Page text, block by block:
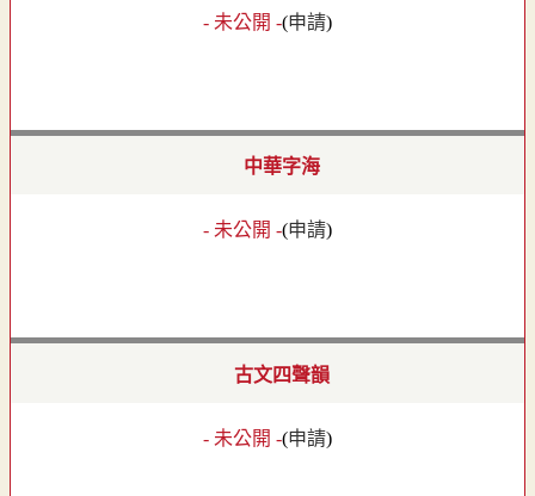
- 未公開 -(申請)
中華字海
- 未公開 -(申請)
古文四聲韻
- 未公開 -(申請)